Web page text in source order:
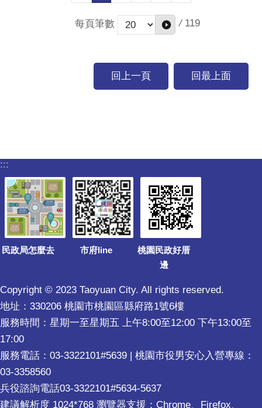
每頁筆數 / 119
回上一頁 回最上面
:::
民政局怎麼去 市府line
桃園民政好厝
邊
Copyright © 2023 Taoyuan City. All rights reserved.
地址：330206 桃園市桃園區縣府路1號6樓
服務時間：星期一至星期五 上午8:00至12:00 下午13:00至
17:00
服務電話：03-3322101#5639 | 桃園市役男安心入營專線：
03-3358560
兵役諮詢電話03-3322101#5634-5637
建議解析度 1024*768 瀏覽器支援：Chrome、Firefox、